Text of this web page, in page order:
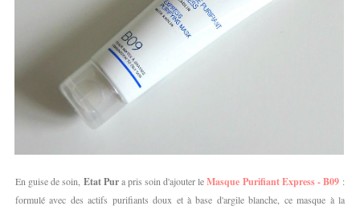
En guise de soin, Etat Pura pris soin d'ajouter leMasque Purifiant Express - B09 :
formulé avec des actifs purifiants doux et à base d'argile blanche, ce masque à la